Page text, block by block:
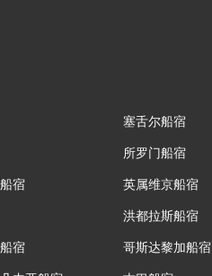
宿
宿
塞舌尔船宿
所罗门船宿
英属维京船宿
洪都拉斯船宿
哥斯达黎加船宿